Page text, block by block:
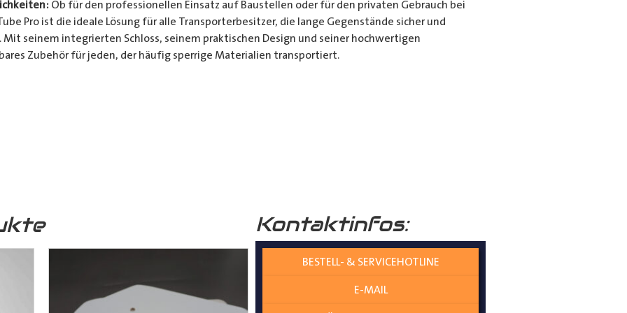
Ob für den professionellen Einsatz auf Baustellen oder für den privaten Gebrauch bei
Pro ist die ideale Lösung für alle Transporterbesitzer, die lange Gegenstände sicher und
seinem integrierten Schloss, seinem praktischen Design und seiner hochwertigen
Zubehör für jeden, der häufig sperrige Materialien transportiert.
Design, seinem integrierten Schloss und seiner vielseitigen Anwendung ist es die ultimative
Verfügung. Kontaktinfos:
BESTELL- & SERVICEHOTLINE
E-MAIL